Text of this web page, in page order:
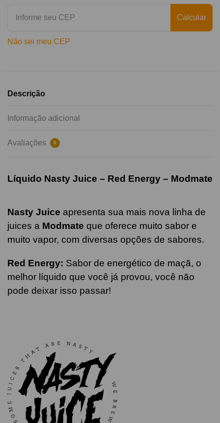
Calcular
Não sei meu CEP
Descrição
Informação adicional
Avaliações 0
Líquido Nasty Juice – Red Energy – Modmate
Nasty Juice apresenta sua mais nova linha de
juices a Modmate que oferece muito sabor e
muito vapor, com diversas opções de sabores.
Red Energy: Sabor de energético de maçã, o
melhor líquido que você já provou, você não
pode deixar isso passar!